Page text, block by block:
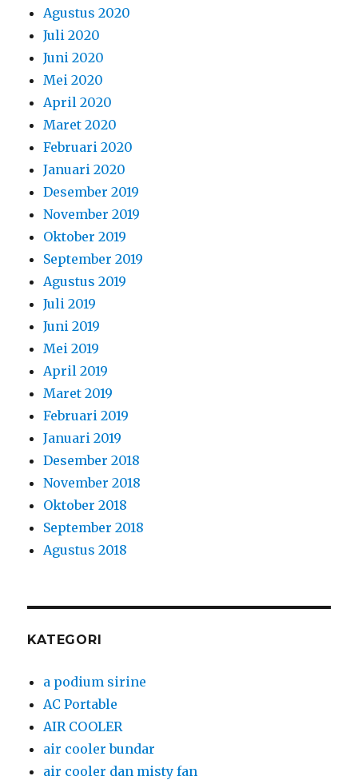
Agustus 2020
Juli 2020
Juni 2020
Mei 2020
April 2020
Maret 2020
Februari 2020
Januari 2020
Desember 2019
November 2019
Oktober 2019
September 2019
Agustus 2019
Juli 2019
Juni 2019
Mei 2019
April 2019
Maret 2019
Februari 2019
Januari 2019
Desember 2018
November 2018
Oktober 2018
September 2018
Agustus 2018
KATEGORI
a podium sirine
AC Portable
AIR COOLER
air cooler bundar
air cooler dan misty fan